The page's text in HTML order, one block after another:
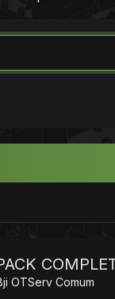
OTServ Comum